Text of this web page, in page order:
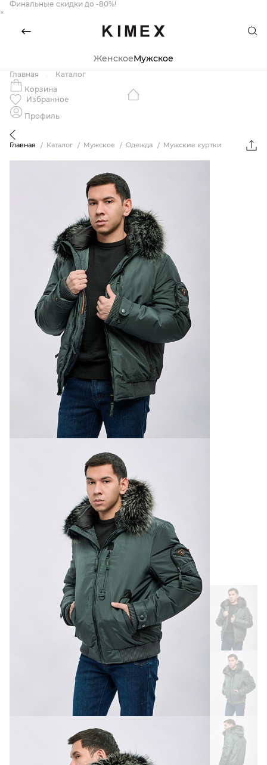
Финальные скидки до -80%!
×
ЖенскоеМужское
Главная
Каталог
Корзина
Избранное
Профиль
Главная Каталог Мужское Одежда Мужские куртки